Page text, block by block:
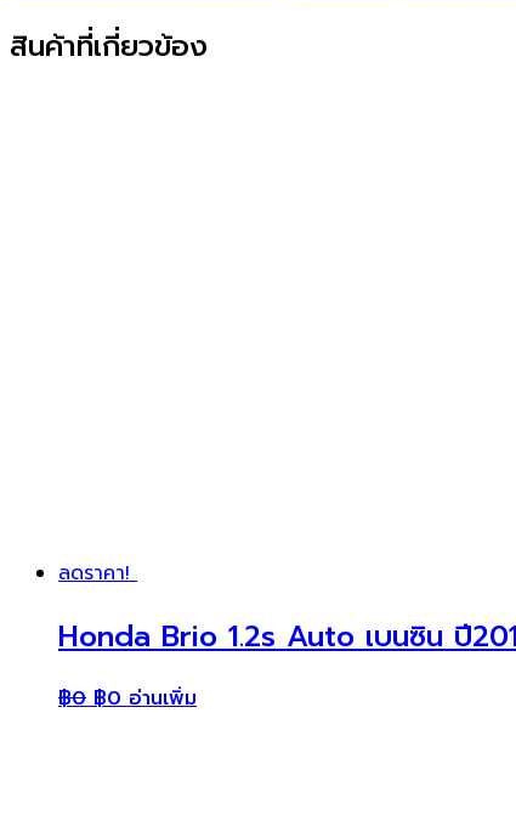
สินค้าที่เกี่ยวข้อง
ลดราคา!
Honda Brio 1.2s Auto เบนซิน ปี
฿0 ฿0 อ่านเพิ่ม